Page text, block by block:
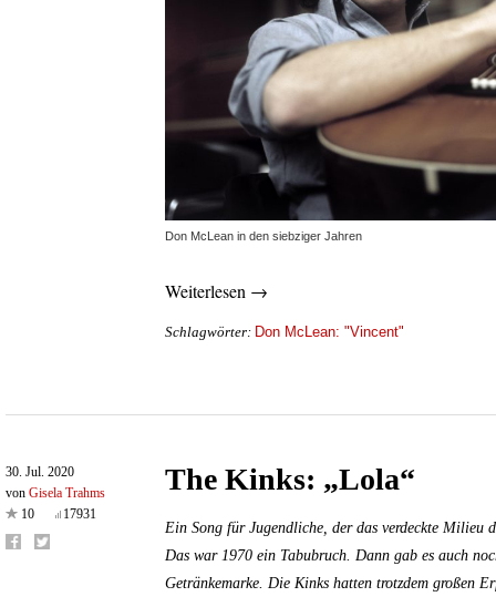
Don McLean in den siebziger Jahren
Weiterlesen →
Schlagwörter: Don McLean: "Vincent"
30. Jul. 2020
von Gisela Trahms
10
17931
The Kinks: „Lola“
Ein Song für Jugendliche, der das verdeckte Milieu
Das war 1970 ein Tabubruch. Dann gab es auch
Getränkemarke. Die Kinks hatten trotzdem großen